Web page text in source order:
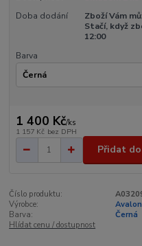
Doba dodání
Zboží Vám
Stačí, když
12:00
Barva
1 400 Kč/ks
1 157 Kč bez DPH
Přidat
Číslo produktu:
Výrobce:
Avalon
Barva:
Černá
Hlídat cenu / dostupnost